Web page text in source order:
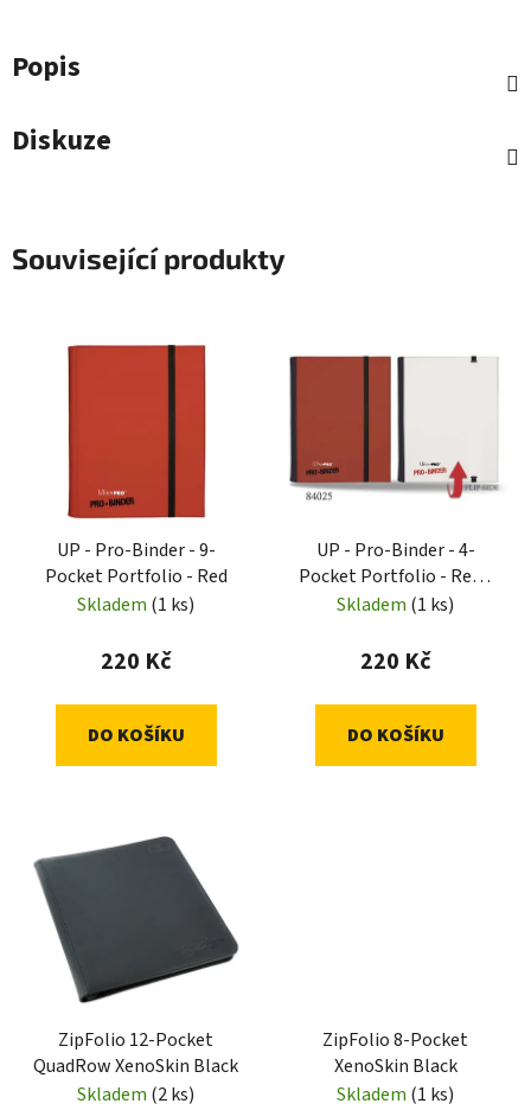
Popis
Diskuze
Související produkty
UP - Pro-Binder - 9-
Pocket Portfolio - Red
Skladem (1 ks)
220 Kč
DO KOŠÍKU
UP - Pro-Binder - 4-
Pocket Portfolio - Red /
White
Skladem (1 ks)
220 Kč
DO KOŠÍKU
ZipFolio 12-Pocket
QuadRow XenoSkin Black
Skladem (2 ks)
ZipFolio 8-Pocket
XenoSkin Black
Skladem (1 ks)